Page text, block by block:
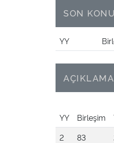
SON
YY
YY Birleşim
2
83